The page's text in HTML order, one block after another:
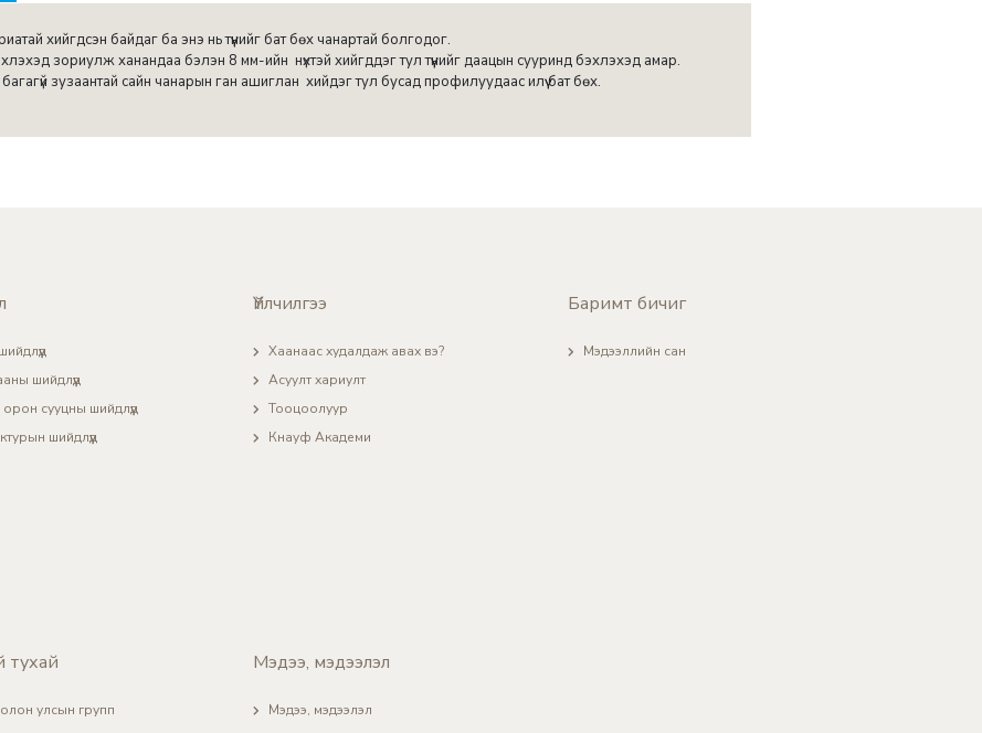
хийгдсэн байдаг ба энэ нь түүнийг бат бөх чанартай болгодог.
зориулж ханандаа бэлэн 8 мм-ийн нүхтэй хийгддэг тул түүнийг даацын сууринд бэхлэхэд амар.
зузаантай сайн чанарын ган ашиглан хийдэг тул бусад профилуудаас илүү бат бөх.
шийдлүүд
сууцны шийдлүүд
шийдлүүд
Үйлчилгээ
Хаанаас худалдаж авах вэ?
Асуулт хариулт
Тооцоолуур
Кнауф Академи
Баримт бичиг
Мэдээллийн сан
тухай
улсын групп
Мэдээ, мэдээлэл
Мэдээ, мэдээлэл